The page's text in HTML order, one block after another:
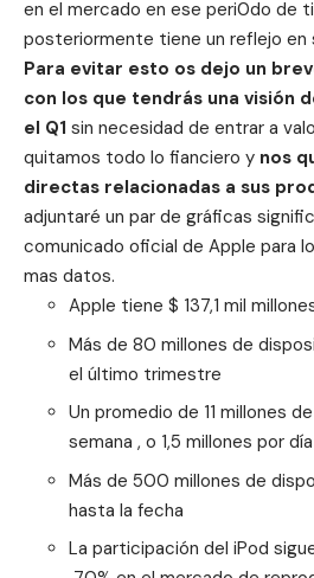
en el mercado en ese peri0do de
posteriormente tiene un reflejo en
Para evitar esto os dejo un
con los que tendrás una visión
el Q1 sin necesidad de entrar a
quitamos todo lo fianciero y nos
directas relacionadas a sus
adjuntaré un par de gráficas
comunicado oficial de Apple para
mas datos.
Apple tiene $ 137,1 mil
Más de 80 millones de
el último trimestre
Un promedio de 11 millones
semana , o 1,5 millones por día
Más de 500 millones de
hasta la fecha
La participación del iPod